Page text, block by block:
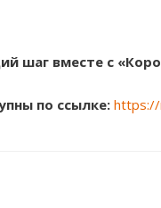
шаг вместе с
по ссылке: https://